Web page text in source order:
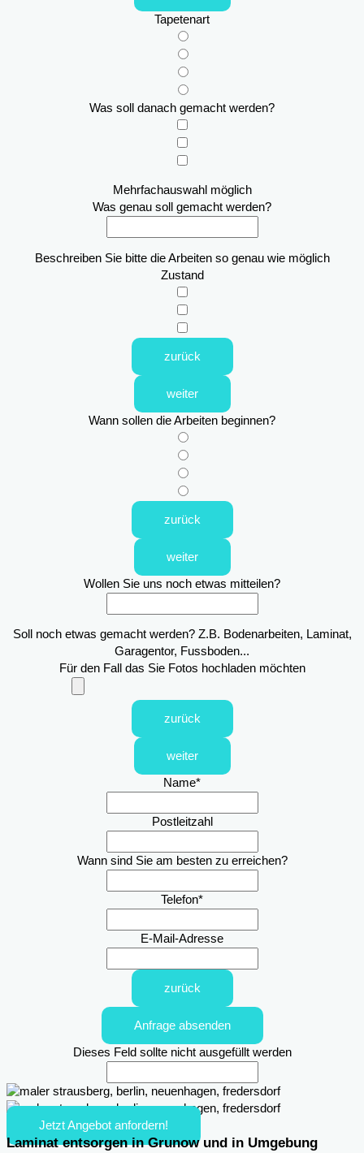
Tapetenart
Was soll danach gemacht werden?
Mehrfachauswahl möglich
Was genau soll gemacht werden?
Beschreiben Sie bitte die Arbeiten so genau wie möglich
Zustand
zurück
weiter
Wann sollen die Arbeiten beginnen?
zurück
weiter
Wollen Sie uns noch etwas mitteilen?
Soll noch etwas gemacht werden? Z.B. Bodenarbeiten, Laminat,
Garagentor, Fussboden...
Für den Fall das Sie Fotos hochladen möchten
zurück
weiter
Name*
Postleitzahl
Wann sind Sie am besten zu erreichen?
Telefon*
E-Mail-Adresse
zurück
Anfrage absenden
Dieses Feld sollte nicht ausgefüllt werden
Jetzt Angebot anfordern!
Laminat entsorgen in Grunow und in Umgebung